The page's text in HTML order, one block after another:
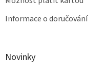
Informace o doručování
Novinky